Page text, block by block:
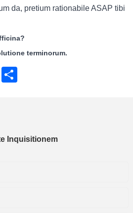
da, pretium rationabile ASAP tibi
terminorum.
LinkedIn
Inquisitionem